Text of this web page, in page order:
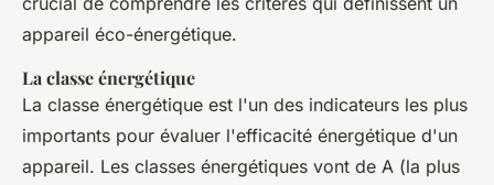
appareil éco-énergétique.
La classe énergétique
La classe énergétique est l'un des indicateurs les plus
importants pour évaluer l'efficacité énergétique d'un
appareil. Les classes énergétiques vont de A (la plus